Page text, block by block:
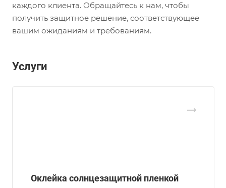
каждого клиента. Обращайтесь к нам, чтобы
получить защитное решение, соответствующее
вашим ожиданиям и требованиям.
Услуги
Оклейка солнцезащитной пленкой